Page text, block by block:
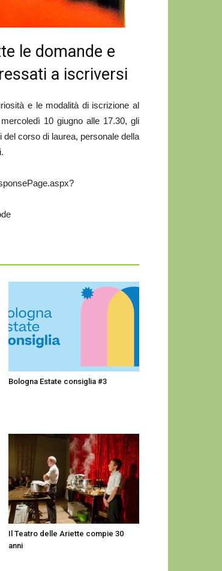
le domande e
a iscriversi
e le modalità di iscrizione al
10 giugno alle 17.30, gli
corso di laurea, personale della
Bologna Estate consiglia #3
Il Teatro delle Ariette compie 30
anni